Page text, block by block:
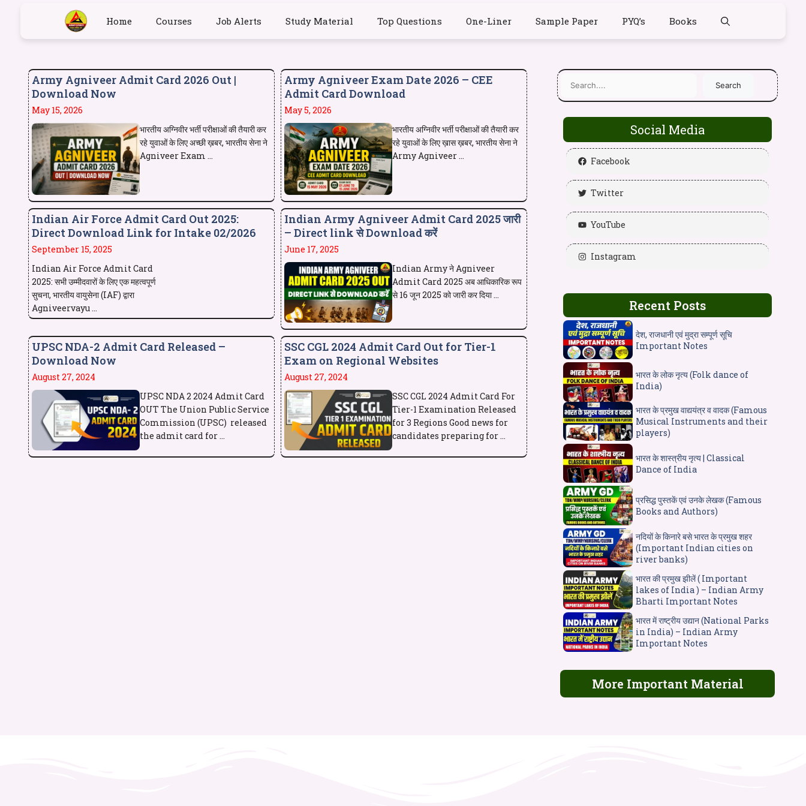
Home Courses Job Alerts Study Material Top Questions One-Liner Sample Paper PYQ’s Books
Army Agniveer Admit Card 2026 Out |
Download Now
May 15, 2026
भारतीय अग्निवीर भर्ती परीक्षाओं की तैयारी कर
रहे युवाओं के लिए अच्छी ख़बर, भारतीय सेना ने
Agniveer Exam ...
Army Agniveer Exam Date 2026 – CEE
Admit Card Download
May 5, 2026
भारतीय अग्निवीर भर्ती परीक्षाओं की तैयारी कर
रहे युवाओं के लिए ख़ास ख़बर, भारतीय सेना ने
Army Agniveer ...
Indian Air Force Admit Card Out 2025:
Direct Download Link for Intake 02/2026
September 15, 2025
Indian Air Force Admit Card
2025: सभी उम्मीदवारों के लिए एक महत्वपूर्ण
सुचना, भारतीय वायुसेना (IAF) द्वारा
Agniveervayu ...
Indian Army Agniveer Admit Card 2025 जारी
– Direct link से Download करें
June 17, 2025
Indian Army ने Agniveer
Admit Card 2025 अब आधिकारिक रूप
से 16 जून 2025 को जारी कर दिया ...
UPSC NDA-2 Admit Card Released –
Download Now
August 27, 2024
UPSC NDA 2 2024 Admit Card
OUT The Union Public Service
Commission (UPSC) released
the admit card for ...
SSC CGL 2024 Admit Card Out for Tier-1
Exam on Regional Websites
August 27, 2024
SSC CGL 2024 Admit Card For
Tier-1 Examination Released
for 3 Regions Good news for
candidates preparing for ...
Search
Social Media
Facebook
Twitter
YouTube
Instagram
Recent Posts
देश, राजधानी एवं मुद्रा सम्पूर्ण सूचि
Important Notes
भारत के लोक नृत्य (Folk dance of
India)
भारत के प्रमुख वाद्ययंत्र व वादक (Famous
Musical Instruments and their
players)
भारत के शास्त्रीय नृत्य | Classical
Dance of India
प्रसिद्ध पुस्तकें एवं उनके लेखक (Famous
Books and Authors)
नदियों के किनारे बसे भारत के प्रमुख शहर
(Important Indian cities on
river banks)
भारत की प्रमुख झीलें ( Important
lakes of India ) – Indian Army
Bharti Important Notes
भारत में राष्ट्रीय उद्यान (National Parks
in India) – Indian Army
Important Notes
More Important Material